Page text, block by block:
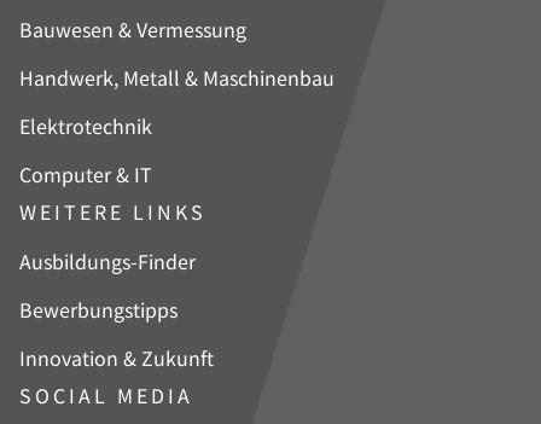
Bauwesen & Vermessung
Handwerk, Metall & Maschinenbau
Elektrotechnik
Computer & IT
WEITERE LINKS
Navigation
Ausbildungs-Finder
Bewerbungstipps
Innovation & Zukunft
SOCIAL MEDIA